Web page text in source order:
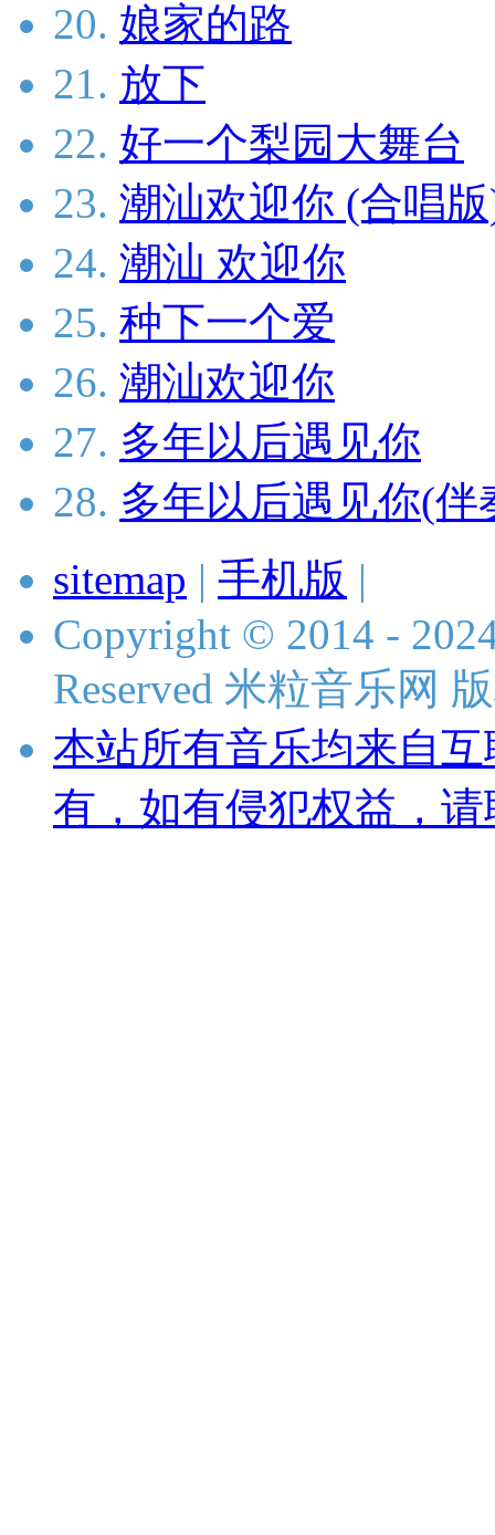
20. 娘家的路
21. 放下
22. 好一个梨园大舞台
23. 潮汕欢迎你 (合唱
24. 潮汕 欢迎你
25. 种下一个爱
26. 潮汕欢迎你
27. 多年以后遇见你
28. 多年以后遇见你(伴
sitemap | 手机版 |
Copyright © 2014 -
Reserved 米粒音乐网
本站所有音乐均来自
有，如有侵犯权益，